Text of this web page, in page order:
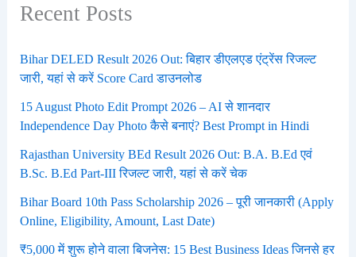
Recent Posts
Bihar DELED Result 2026 Out: बिहार डीएलएड एंट्रेंस रिजल्ट
जारी, यहां से करें Score Card डाउनलोड
15 August Photo Edit Prompt 2026 – AI से शानदार
Independence Day Photo कैसे बनाएं? Best Prompt in Hindi
Rajasthan University BEd Result 2026 Out: B.A. B.Ed एवं
B.Sc. B.Ed Part-III रिजल्ट जारी, यहां से करें चेक
Bihar Board 10th Pass Scholarship 2026 – पूरी जानकारी (Apply
Online, Eligibility, Amount, Last Date)
₹5,000 में शुरू होने वाला बिजनेस: 15 Best Business Ideas जिनसे हर